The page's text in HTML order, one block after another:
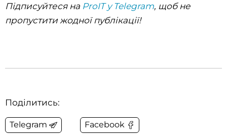
Підписуйтеся на ProIT у Telegram, щоб не
пропустити жодної публікації!
Поділитись:
Telegram Facebook